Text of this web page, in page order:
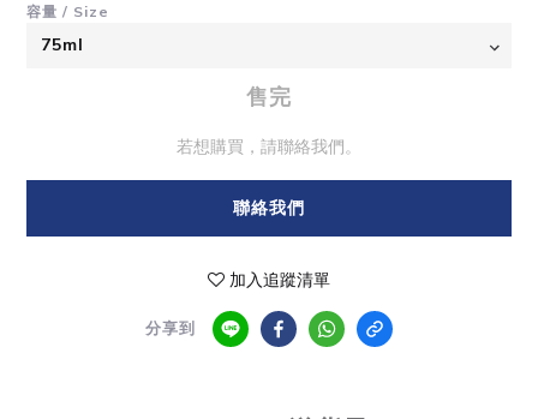
容量 / Size
售完
若想購買，請聯絡我們。
聯絡我們
加入追蹤清單
分享到